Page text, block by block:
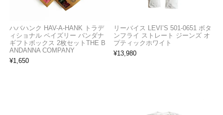
ハバハンク HAV-A-HANK トラデ
ィショナル ペイズリー バンダナ
ギフトボックス 2枚セットTHE B
ANDANNA COMPANY
¥1,650
リーバイス LEVI’S 501-0651 ボタ
ンフライ ストレート ジーンズ オ
プティックホワイト
¥13,980